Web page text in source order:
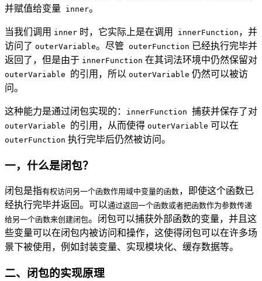
并赋值给变量 inner。
当我们调用 inner 时，它实际上是在调用 innerFunction ，并
访问了 outerVariable。尽管 outerFunction 已经执行完毕并
返回了，但是由于 innerFunction 在其词法环境中仍然保留对
outerVariable 的引用，所以 outerVariable 仍然可以被访
问。
这种能力是通过闭包实现的： innerFunction 捕获并保存了对
outerVariable 的引用，从而使得 outerVariable 可以在
outerFunction 执行完毕后仍然被访问。
一，什么是闭包？
闭包是指有权访问另一个函数作用域中变量的函数，即使这个函数已
经执行完毕并返回。可以通过返回一个函数或者把函数作为参数传递
给另一个函数来创建闭包。闭包可以捕获外部函数的变量，并且这
些变量可以在闭包内被访问和操作，这使得闭包可以在许多场
景下被使用，例如封装变量、实现模块化、缓存数据等。
二、闭包的实现原理